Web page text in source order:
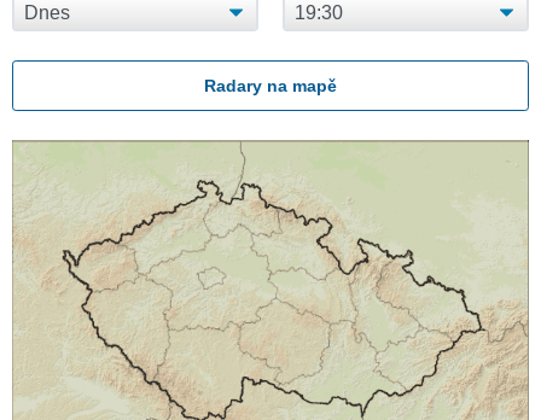
Radary na mapě